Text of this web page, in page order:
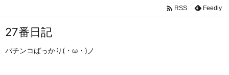
 RSS Feedly
27番日記
パチンコばっかり(・ω・)ノ